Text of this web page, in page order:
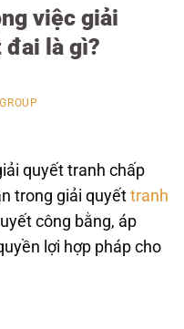
việc giải
đai là gì?
quyết tranh chấp
trong giải quyếttranh
công bằng, áp
lợi hợp pháp cho